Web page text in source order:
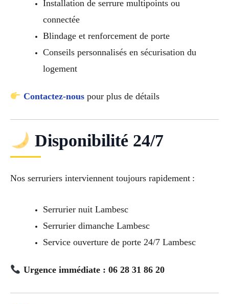
Installation de serrure multipoints ou
connectée
Blindage et renforcement de porte
Conseils personnalisés en sécurisation du
logement
Contactez-nouspour plus de détails
Disponibilité 24/7
Nos serruriers interviennent toujours rapidement :
Serrurier nuit Lambesc
Serrurier dimanche Lambesc
Service ouverture de porte 24/7 Lambesc
Urgence immédiate : 06 28 31 86 20